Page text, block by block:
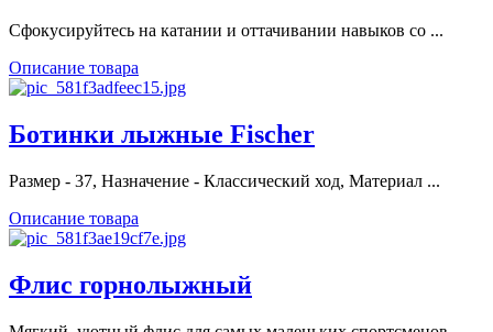
Сфокусируйтесь на катании и оттачивании навыков со ...
Описание товара
Ботинки лыжные Fischer
Размер - 37, Назначение - Классический ход, Материал ...
Описание товара
Флис горнолыжный